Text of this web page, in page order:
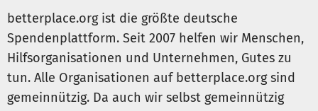
betterplace.org ist die größte deutsche
Spendenplattform. Seit 2007 helfen wir Menschen,
Hilfsorganisationen und Unternehmen, Gutes zu
tun. Alle Organisationen auf betterplace.org sind
gemeinnützig. Da auch wir selbst gemeinnützig